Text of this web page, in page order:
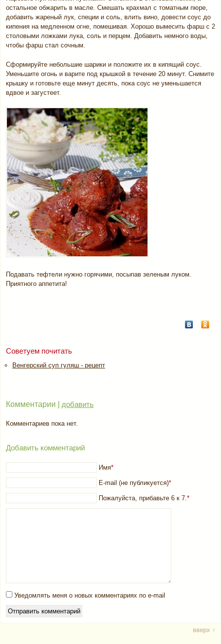
остальное обжарить в масле. Смешать крахмал с томатным пюре,
добавить жареный лук, специи и соль, влить вино, довести соус до
кипения на медленном огне, помешивая. Хорошо вымесить фарш с 2
столовыми ложками лука, соль и перцем. Добавить немного воды,
чтобы фарш стал сочным.
Сформируйте небольшие шарики и положите их в кипящий соус.
Уменьшите огонь и варите под крышкой в течение 20 минут. Снимите
крышку и готовьте еще минут десять, пока соус не уменьшается
вдвое и загустеет.
Подавать тефтели нужно горячими, посыпав зеленым луком.
Приятного аппетита!
Советуем почитать
Венгерский суп гуляш - рецепт
Комментарии | добавить
Комментариев пока нет.
Добавить комментарий
Имя*
E-mail (не публикуется)*
Пожалуйста, прибавьте 6 к 7.*
Уведомлять меня о новых комментариях по e-mail
вверх ↑